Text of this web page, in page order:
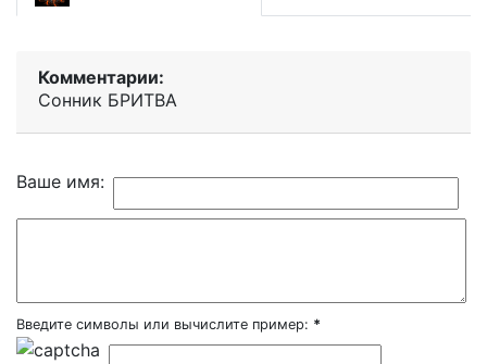
Комментарии:
Сонник БРИТВА
Ваше имя:
Введите символы или вычислите пример: *